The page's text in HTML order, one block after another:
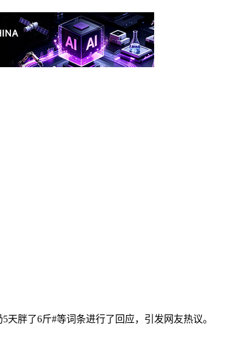
胖了6斤#等词条进行了回应，引发网友热议。